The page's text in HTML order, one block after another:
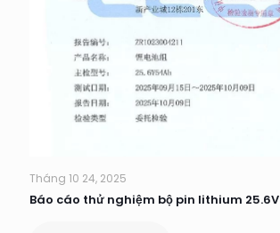
Tháng 10 24, 2025
Báo cáo thử nghiệm bộ pin lithium 25.6V